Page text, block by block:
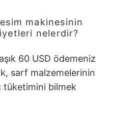
makinesinin
nelerdir?
60 USD ödemeniz
sarf malzemelerinin
tüketimini bilmek